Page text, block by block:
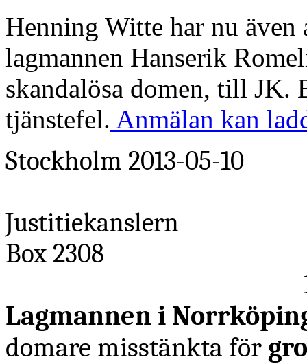
Henning Witte har nu även
lagmannen Hanserik
skandalösa domen, till JK.
tjänstefel. Anmälan kan
Stockholm 2013-05-10
Justitiekanslern
Box 2308
Lagmannen i
domare misstänkta för